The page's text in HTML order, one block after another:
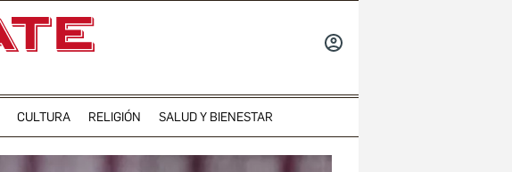
CULTURA RELIGIÓN SALUD Y BIENESTAR